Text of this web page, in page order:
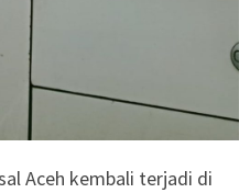
Aceh kembali terjadi di